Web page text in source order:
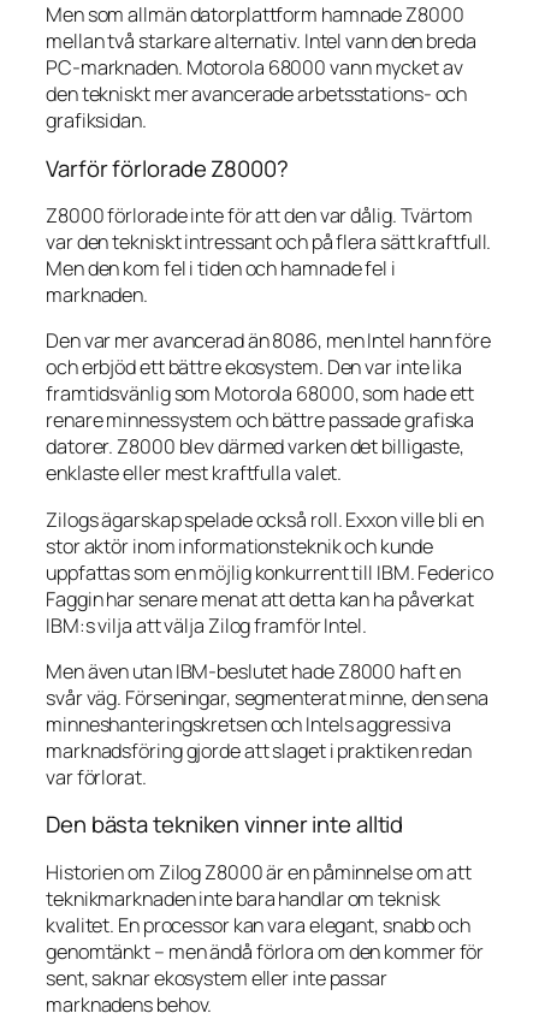
Men som allmän datorplattform hamnade Z8000
mellan två starkare alternativ. Intel vann den breda
PC-marknaden. Motorola 68000 vann mycket av
den tekniskt mer avancerade arbetsstations- och
grafiksidan.
Varför förlorade Z8000?
Z8000 förlorade inte för att den var dålig. Tvärtom
var den tekniskt intressant och på flera sätt kraftfull.
Men den kom fel i tiden och hamnade fel i
marknaden.
Den var mer avancerad än 8086, men Intel hann före
och erbjöd ett bättre ekosystem. Den var inte lika
framtidsvänlig som Motorola 68000, som hade ett
renare minnessystem och bättre passade grafiska
datorer. Z8000 blev därmed varken det billigaste,
enklaste eller mest kraftfulla valet.
Zilogs ägarskap spelade också roll. Exxon ville bli en
stor aktör inom informationsteknik och kunde
uppfattas som en möjlig konkurrent till IBM. Federico
Faggin har senare menat att detta kan ha påverkat
IBM:s vilja att välja Zilog framför Intel.
Men även utan IBM-beslutet hade Z8000 haft en
svår väg. Förseningar, segmenterat minne, den sena
minneshanteringskretsen och Intels aggressiva
marknadsföring gjorde att slaget i praktiken redan
var förlorat.
Den bästa tekniken vinner inte alltid
Historien om Zilog Z8000 är en påminnelse om att
teknikmarknaden inte bara handlar om teknisk
kvalitet. En processor kan vara elegant, snabb och
genomtänkt – men ändå förlora om den kommer för
sent, saknar ekosystem eller inte passar
marknadens behov.